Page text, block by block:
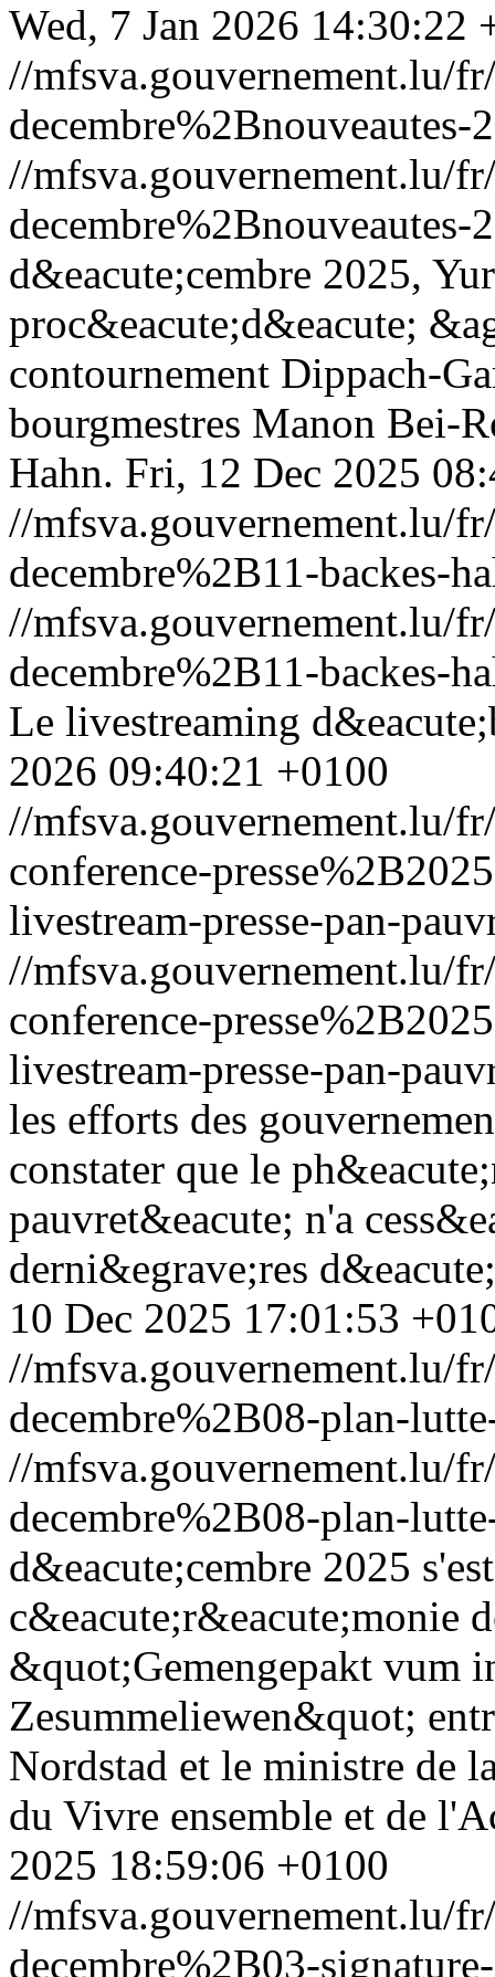
Wed, 7 Jan 2026 14:30:22
//mfsva.gouvernement.lu/
decembre%2Bnouveautes-
//mfsva.gouvernement.lu/
decembre%2Bnouveautes-
d&eacute;cembre 2025,
proc&eacute;d&eacute;
contournement Dippach-
bourgmestres Manon Bei-
Hahn. Fri, 12 Dec 2025
//mfsva.gouvernement.lu/
decembre%2B11-backes-
//mfsva.gouvernement.lu/
decembre%2B11-backes-
Le livestreaming
2026 09:40:21 +0100
//mfsva.gouvernement.lu/
conference-
livestream-presse-pan-
//mfsva.gouvernement.lu/
conference-
livestream-presse-pan-
les efforts des
constater que le
pauvret&eacute; n'a
derni&egrave;res
10 Dec 2025 17:01:53
//mfsva.gouvernement.lu/
decembre%2B08-plan-
//mfsva.gouvernement.lu/
decembre%2B08-plan-
d&eacute;cembre 2025
c&eacute;r&eacute;monie
&quot;Gemengepakt vum
Zesummeliewen&quot;
Nordstad et le ministre de
du Vivre ensemble et de
2025 18:59:06 +0100
//mfsva.gouvernement.lu/
decembre%2B03-